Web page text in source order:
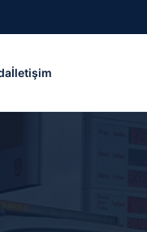
İletişim